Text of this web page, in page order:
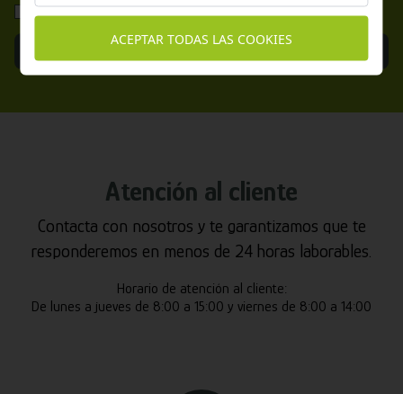
He leído y acepto laPolítica de Privacidad
Atención al cliente
Contacta con nosotros y te garantizamos que te
responderemos en menos de 24 horas laborables.
Horario de atención al cliente:
De lunes a jueves de 8:00 a 15:00 y viernes de 8:00 a 14:00
ACEPTAR TODAS LAS COOKIES